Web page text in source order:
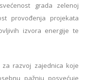
grada zelenoj
provođenja projekata
izvora energije te
za razvoj zajednica koje
pažnju posvećuje